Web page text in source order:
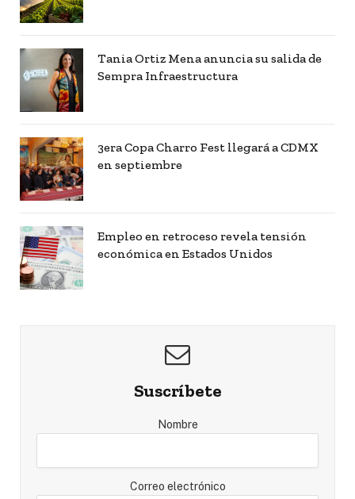
Tania Ortiz Mena anuncia su salida de
Sempra Infraestructura
3era Copa Charro Fest llegará a CDMX
en septiembre
Empleo en retroceso revela tensión
económica en Estados Unidos
Suscríbete
Nombre
Correo electrónico